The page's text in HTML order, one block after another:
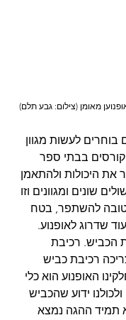
מאומן (צילום: גבע תלם)
בוחרים לעשות מגוון
בבתי ספר
את היכולות ולהתאמן
שונים ומגוונים וזו
להשתפר, בטח
שדרוג לאופנוע.
הכביש. רכיבת
רכיבת כביש
האופנוע הוא כלי
ידוע שהכביש
תמיד ההגה נמצא